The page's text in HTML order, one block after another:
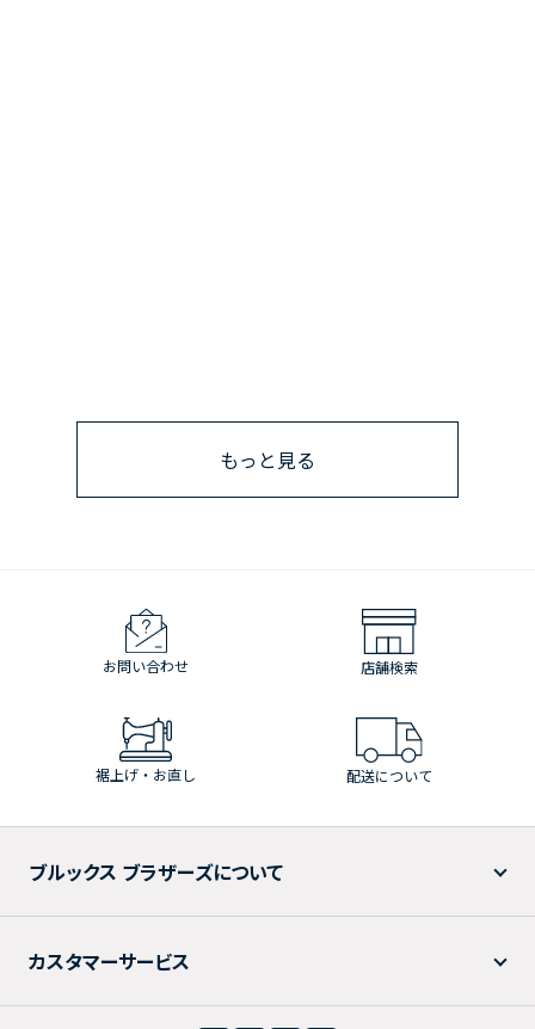
もっと見る
お問い合わせ 店舗検索
裾上げ・お直し 配送について
ブルックス ブラザーズについて
カスタマーサービス